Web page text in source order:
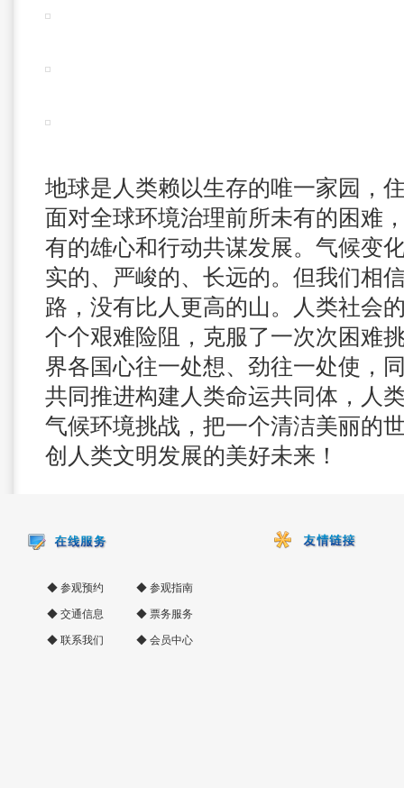
地球是人类赖以生存的唯一家园，
面对全球环境治理前所未有的困难
有的雄心和行动共谋发展。气候变
实的、严峻的、长远的。但我们相
路，没有比人更高的山。人类社会
个个艰难险阻，克服了一次次困难
界各国心往一处想、劲往一处使，
共同推进构建人类命运共同体，人
气候环境挑战，把一个清洁美丽的
创人类文明发展的美好未来！
◆ 参观预约 ◆ 参观指南
◆ 交通信息 ◆ 票务服务
◆ 联系我们 ◆ 会员中心